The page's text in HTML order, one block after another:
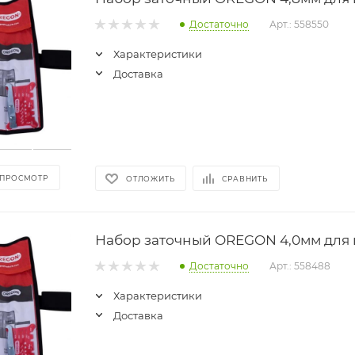
Достаточно Арт.: 558550
Характеристики
Доставка
ОТЛОЖИТЬ СРАВНИТЬ
Набор заточный OREGON 4,0мм
Достаточно Арт.: 558488
Характеристики
Доставка